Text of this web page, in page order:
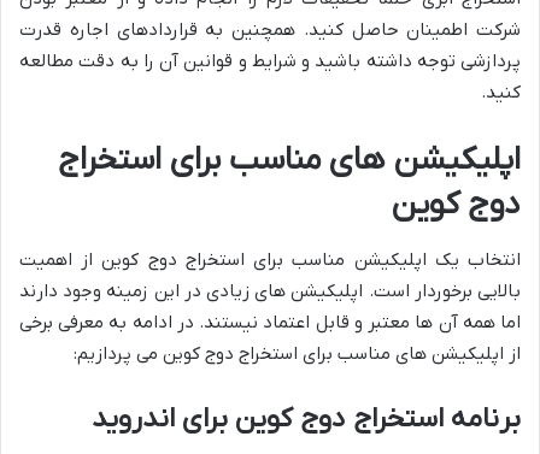
شرکت اطمینان حاصل کنید. همچنین به قراردادهای اجاره قدرت
پردازشی توجه داشته باشید و شرایط و قوانین آن را به دقت مطالعه
کنید.
اپلیکیشن های مناسب برای استخراج
دوج کوین
انتخاب یک اپلیکیشن مناسب برای استخراج دوج کوین از اهمیت
بالایی برخوردار است. اپلیکیشن های زیادی در این زمینه وجود دارند
اما همه آن ها معتبر و قابل اعتماد نیستند. در ادامه به معرفی برخی
از اپلیکیشن های مناسب برای استخراج دوج کوین می پردازیم:
برنامه استخراج دوج کوین برای اندروید